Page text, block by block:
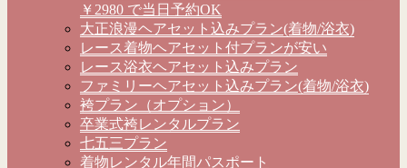
￥2980 で当日予約OK
大正浪漫ヘアセット込みプラン(着物/浴衣)
レース着物ヘアセット付プランが安い
レース浴衣ヘアセット込みプラン
ファミリーヘアセット込みプラン(着物/浴衣)
袴プラン（オプション）
卒業式袴レンタルプラン
七五三プラン
着物レンタル年間パスポート